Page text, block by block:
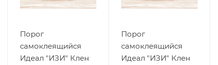
Порог
самоклеящийся
Идеал "ИЗИ" Клен
Порог
самоклеящийся
Идеал "ИЗИ" Клен